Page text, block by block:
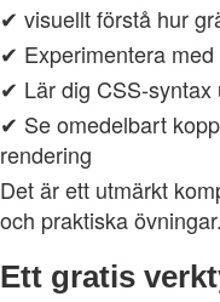
✔ visuellt förstå hur
✔ Experimentera
✔ Lär dig CSS-syntax
✔ Se omedelbart
rendering
Det är ett utmärkt
och praktiska övningar.
Ett gratis